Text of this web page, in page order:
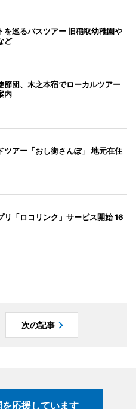
を巡るバスツアー 旧稲取幼稚園や
ど
節団、木之本宿でローカルツアー
内
ツアー「おし街さんぽ」 地元在住
リ「ロコリンク」サービス開始 16
次の記事
応援しています